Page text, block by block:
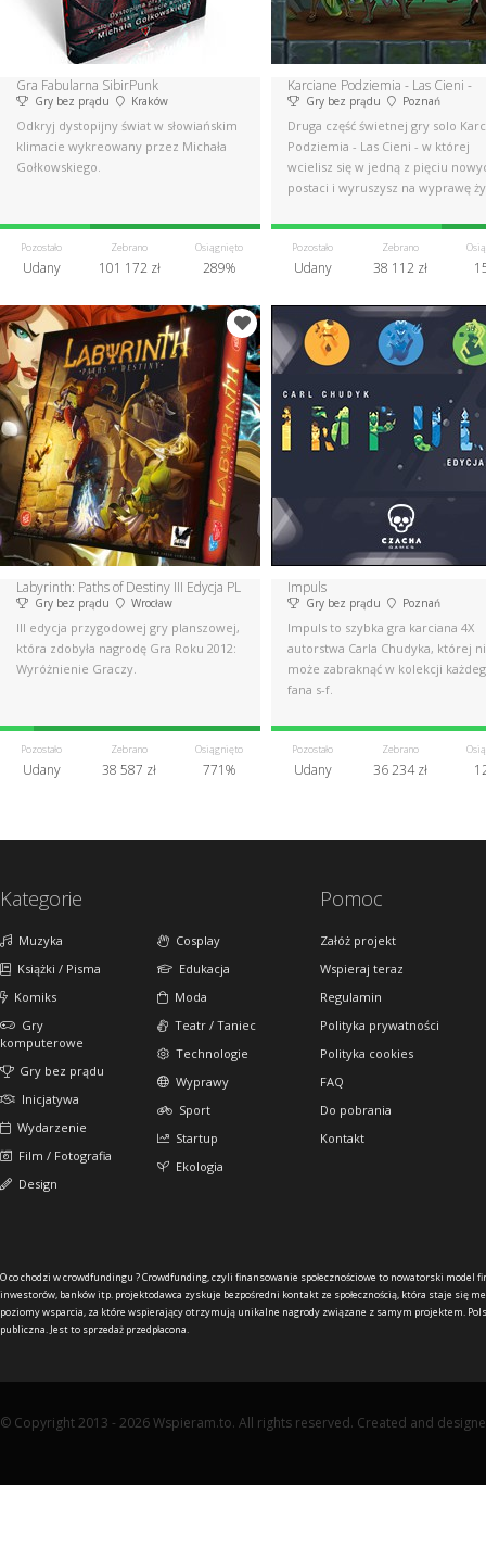
Gra Fabularna SibirPunk
Gry bez prądu Kraków
Odkryj dystopijny świat w słowiańskim
klimacie wykreowany przez Michała
Gołkowskiego.
Pozostało
Udany
Zebrano
101 172 zł
Osiągnięto
289%
Karciane Podziemia - Las Cieni -
Gry bez prądu Poznań
Druga część świetnej gry solo
Podziemia - Las Cieni - w której
wcielisz się w jedną z pięciu
postaci i wyruszysz na wyprawę
Pozostało
Udany
Zebrano
38 112 zł
Labyrinth: Paths of Destiny III Edycja PL
Gry bez prądu Wrocław
III edycja przygodowej gry planszowej,
która zdobyła nagrodę Gra Roku 2012:
Wyróżnienie Graczy.
Pozostało
Udany
Zebrano
38 587 zł
Osiągnięto
771%
Impuls
Gry bez prądu Poznań
Impuls to szybka gra karciana 4X
autorstwa Carla Chudyka, której
może zabraknąć w kolekcji
fana s-f.
Pozostało
Udany
Zebrano
36 234 zł
Kategorie
Muzyka
Książki / Pisma
Komiks
Gry
komputerowe
Gry bez prądu
Inicjatywa
Wydarzenie
Film / Fotografia
Design
Cosplay
Edukacja
Moda
Teatr / Taniec
Technologie
Wyprawy
Sport
Startup
Ekologia
Pomoc
Załóż projekt
Wspieraj teraz
Regulamin
Polityka prywatności
Polityka cookies
FAQ
Do pobrania
Kontakt
O co chodzi w crowdfundingu ?Crowdfunding, czyli finansowanie społecznościowe to nowatorski model
inwestorów, banków itp. projektodawca zyskuje bezpośredni kontakt ze społecznością, która staje się
poziomy wsparcia, za które wspierający otrzymują unikalne nagrody związane z samym projektem.
publiczna. Jest to sprzedaż przedpłacona.
© Copyright 2013 - 2026 Wspieram.to. All rights reserved. Created and